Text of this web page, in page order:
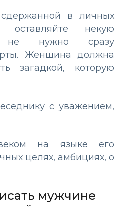
в личных
оставляйте некую
не нужно сразу
Женщина должна
загадкой, которую
с уважением,
на языке его
целях, амбициях, о
мужчине